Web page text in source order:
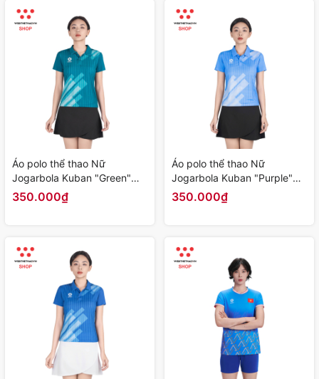
Áo polo thể thao Nữ
Jogarbola Kuban "Green"
WJ-A4090-03 - Hàng Chính
350.000₫
Áo polo thể thao Nữ
Jogarbola Kuban "Purple"
WJ-A4090-02 - Hàng Chính
350.000₫